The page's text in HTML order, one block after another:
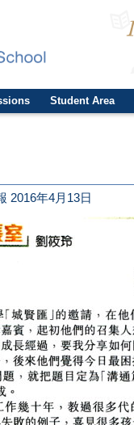
Student Area
2016年4月13日